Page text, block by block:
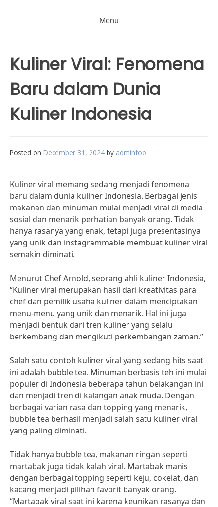
Menu
Kuliner Viral: Fenomena
Baru dalam Dunia
Kuliner Indonesia
Posted on December 31, 2024 by adminfoo
Kuliner viral memang sedang menjadi fenomena
baru dalam dunia kuliner Indonesia. Berbagai jenis
makanan dan minuman mulai menjadi viral di media
sosial dan menarik perhatian banyak orang. Tidak
hanya rasanya yang enak, tetapi juga presentasinya
yang unik dan instagrammable membuat kuliner viral
semakin diminati.
Menurut Chef Arnold, seorang ahli kuliner Indonesia,
“Kuliner viral merupakan hasil dari kreativitas para
chef dan pemilik usaha kuliner dalam menciptakan
menu-menu yang unik dan menarik. Hal ini juga
menjadi bentuk dari tren kuliner yang selalu
berkembang dan mengikuti perkembangan zaman.”
Salah satu contoh kuliner viral yang sedang hits saat
ini adalah bubble tea. Minuman berbasis teh ini mulai
populer di Indonesia beberapa tahun belakangan ini
dan menjadi tren di kalangan anak muda. Dengan
berbagai varian rasa dan topping yang menarik,
bubble tea berhasil menjadi salah satu kuliner viral
yang paling diminati.
Tidak hanya bubble tea, makanan ringan seperti
martabak juga tidak kalah viral. Martabak manis
dengan berbagai topping seperti keju, cokelat, dan
kacang menjadi pilihan favorit banyak orang.
“Martabak viral saat ini karena keunikan rasanya dan